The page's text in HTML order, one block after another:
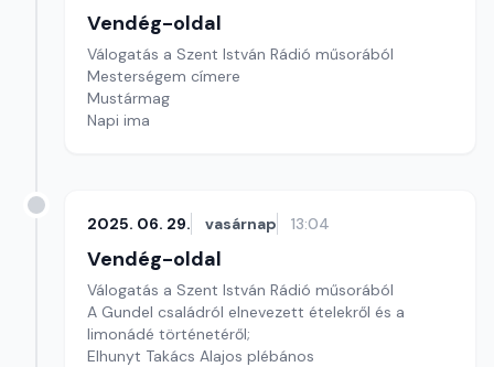
Vendég-oldal
Válogatás a Szent István Rádió műsorából
Mesterségem címere
Mustármag
Napi ima
2025. 06. 29. vasárnap 13:04
Vendég-oldal
Válogatás a Szent István Rádió műsorából
A Gundel családról elnevezett ételekről és a
limonádé történetéről;
Elhunyt Takács Alajos plébános